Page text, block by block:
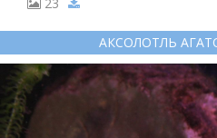
АКСОЛОТЛЬ